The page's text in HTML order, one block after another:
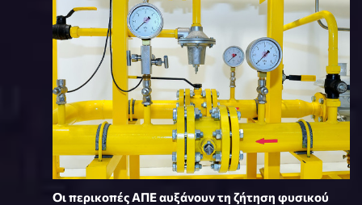
Οι περικοπές ΑΠΕ αυξάνουν τη ζήτηση φυσικού